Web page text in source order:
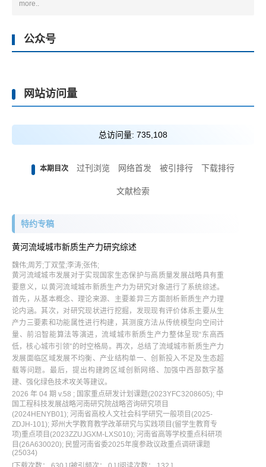
more..
公众号
本期目次 过刊浏览
文献检索
特约专稿
黄河流域城市新质生产力研究综述
魏伟;周芳;丁双莹;李涛;张伟;
黄河流域城市发展对于实现国家生态保护与高质量发展战略具有重
要意义，以黄河流域城市新质生产力为研究对象进行了系统综述。
首先，从基本概念、理论来源、主要差异三方面剖析新质生产力理
论内涵。其次，对研究现状进行挖掘，发现现有评价体系主要从生
产力三要素和功能属性进行构建，其测度方法从传统模型向空间计
量、前沿智能算法等演进，流域城市新质生产力整体呈现“东高西
低，核心城市引领”的时空格局。再次，总结了流域城市新质生产力